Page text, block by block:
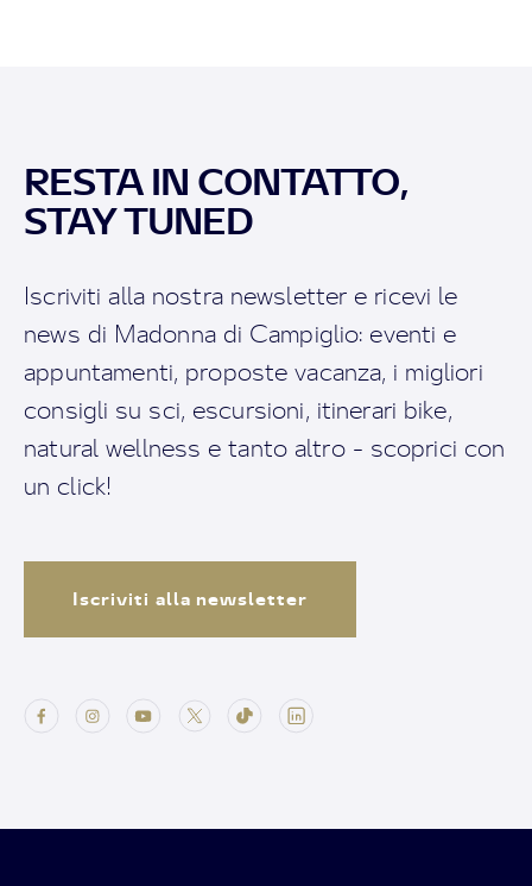
RESTA IN CONTATTO,
STAY TUNED
Iscriviti alla nostra newsletter e ricevi le
news di Madonna di Campiglio: eventi e
appuntamenti, proposte vacanza, i migliori
consigli su sci, escursioni, itinerari bike,
natural wellness e tanto altro - scoprici con
un click!
Iscriviti alla newsletter